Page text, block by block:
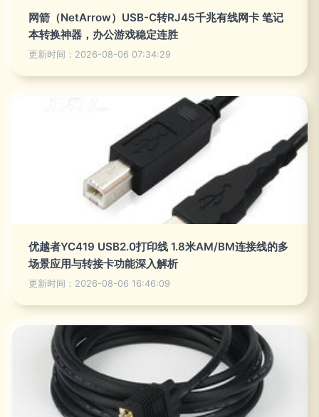
网箭（NetArrow）USB-C转RJ45千兆有线网卡 笔记
本转换神器，办公游戏稳定连胜
更新时间：2026-08-06 07:34:29
优越者YC419 USB2.0打印线 1.8米AM/BM连接线的多
场景应用与转接卡功能深入解析
更新时间：2026-08-06 16:46:09